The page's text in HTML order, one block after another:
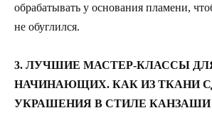
обрабатывать у основания пламени,
не обуглился.
3. ЛУЧШИЕ МАСТЕР-КЛАССЫ
НАЧИНАЮЩИХ. КАК ИЗ ТКАНИ
УКРАШЕНИЯ В СТИЛЕ КАНЗАШИ